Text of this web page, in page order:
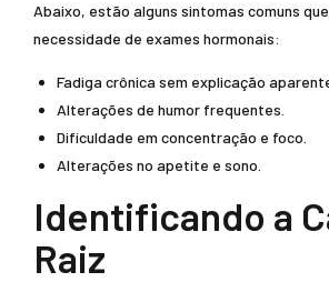
Abaixo, estão alguns sintomas comuns
necessidade de exames hormonais:
Fadiga crônica sem explicação
Alterações de humor frequentes.
Dificuldade em concentração e foco.
Alterações no apetite e sono.
Identificando a
Raiz